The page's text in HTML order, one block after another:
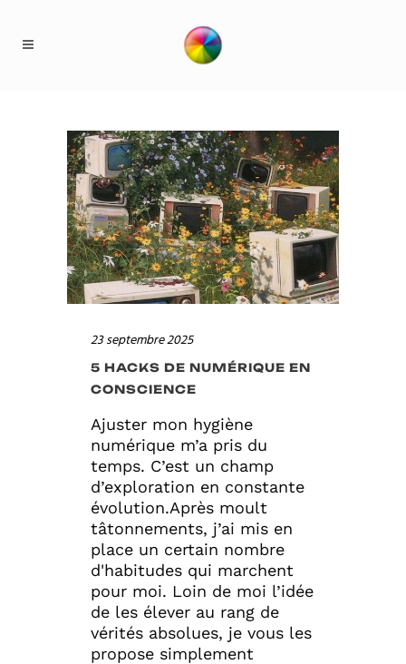
23 septembre 2025
5 HACKS DE NUMÉRIQUE EN
CONSCIENCE
Ajuster mon hygiène
numérique m’a pris du
temps. C’est un champ
d’exploration en constante
évolution.Après moult
tâtonnements, j’ai mis en
place un certain nombre
d'habitudes qui marchent
pour moi. Loin de moi l’idée
de les élever au rang de
vérités absolues, je vous les
propose simplement